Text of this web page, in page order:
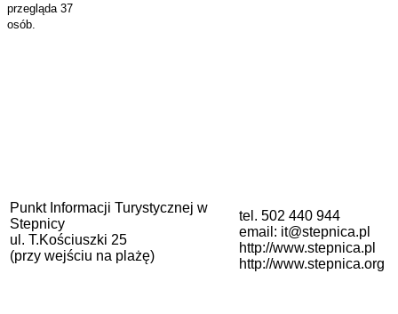
przegląda 37
osób.
Punkt Informacji Turystycznej w
Stepnicy
ul. T.Kościuszki 25
(przy wejściu na plażę)
tel. 502 440 944
email: it@stepnica.pl
http://www.stepnica.pl
http://www.stepnica.org